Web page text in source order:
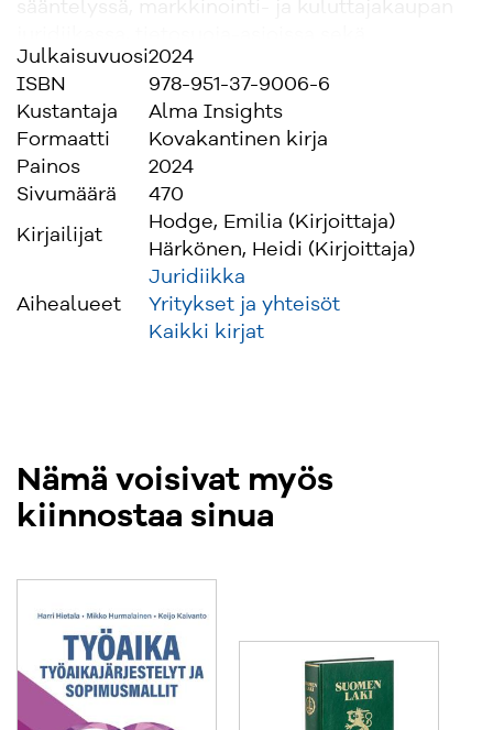
valikoiduissa alan sopimusoikeudellisissa
kysymyksissä – kiertotalouteen liittyvää
säätelyä unohtamatta. Lisäksi
Julkaisuvuosi2024
ISBN
978-951-37-9006-6
Kustantaja
Alma Insights
Formaatti
Kovakantinen kirja
Painos
2024
Sivumäärä
470
Kirjailijat
Hodge, Emilia (Kirjoittaja)
Härkönen, Heidi (Kirjoittaja)
Aihealueet
Juridiikka
Yritykset ja yhteisöt
Kaikki kirjat
Nämä voisivat myös
kiinnostaa sinua